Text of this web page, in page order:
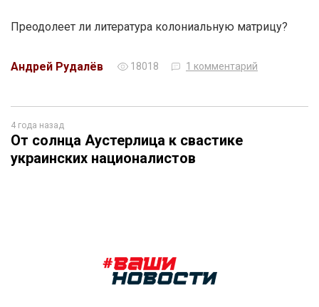
Преодолеет ли литература колониальную матрицу?
Андрей Рудалёв 18018 1 комментарий
4 года назад
От солнца Аустерлица к свастике
украинских националистов